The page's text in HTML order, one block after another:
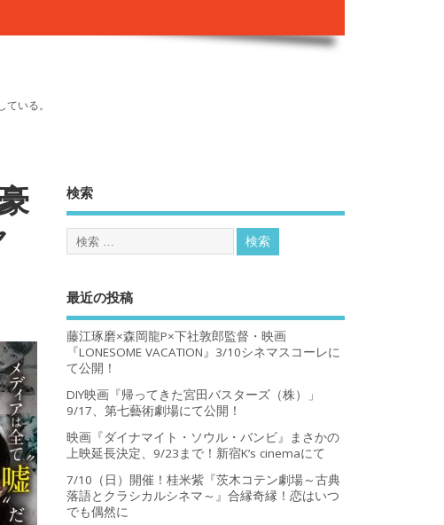
いる。
検索
最近の投稿
藤江琢磨×森岡龍P×下社敦郎監督・映画
『LONESOME VACATION』3/10シネマスコーレに
て公開！
DIY映画『帰ってきた宮田バスターズ（株）」
9/17、第七藝術劇場にて公開！
映画『ダイナマイト・ソウル・バンビ』まさかの
上映延長決定、9/23まで！新宿K’s cinemaにて
7/10（日）開催！桂米紫『茨木コテン劇場～古典
落語とクラシカルシネマ～』合縁奇縁！恋はいつ
でも偶然に